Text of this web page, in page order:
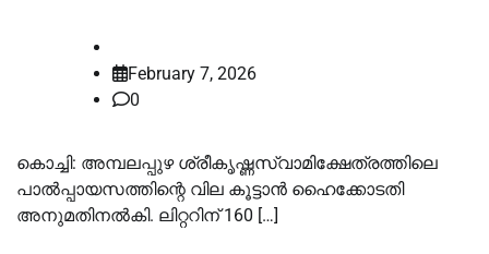
February 7, 2026
0
കൊച്ചി: അമ്പലപ്പുഴ ശ്രീകൃഷ്ണസ്വാമിക്ഷേത്രത്തിലെ
പാൽപ്പായസത്തിന്റെ വില കൂട്ടാൻ ഹൈക്കോടതി
അനുമതിനൽകി. ലിറ്ററിന് 160 […]